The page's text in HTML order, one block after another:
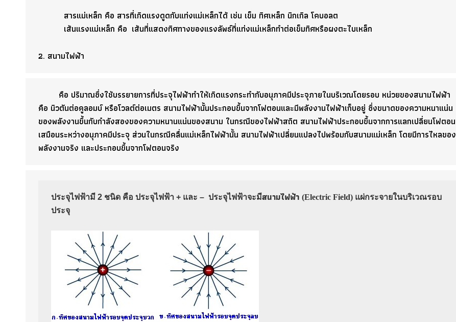
สารแม่เหล็ก คือ สารที่เกิดแรงดูดกับแท่งแม่เหล็กได้ เช่น เข็ม ทิศเหล็ก นิกเกิล โคบอลต
เส้นแรงแม่เหล็ก คือ เส้นที่แสดงทิศทางของแรงลัพธ์ที่แท่งแม่เหล็กทำต่อเข็มทิศหรือผงตะไบเหล็ก
2. สนามไฟฟ้า
คือ ปริมาณซึ่งใช้บรรยายการที่ประจุไฟฟ้าทำให้เกิดแรงกระทำกับอนุภาคมีประจุภายในบริเวณโดยรอบ หน่วยของสนามไฟฟ้า
คือ นิวตันต่อคูลอมบ์ หรือโวลต์ต่อเมตร สนามไฟฟ้านั้นประกอบขึ้นจากโฟตอนและมีพลังงานไฟฟ้าเก็บอยู่ ซึ่งขนาดของความหนาแน่น
ของพลังงานขึ้นกับกำลังสองของความหนานแน่นของสนาม ในกรณีของไฟฟ้าสถิต สนามไฟฟ้าประกอบขึ้นจากการแลกเปลี่ยนโฟตอน
เสมือนระหว่างอนุภาคมีประจุ ส่วนในกรณีคลื่นแม่เหล็กไฟฟ้านั้น สนามไฟฟ้าเปลี่ยนแปลงไปพร้อมกับสนามแม่เหล็ก โดยมีการไหลของ
พลังงานจริง และประกอบขึ้นจากโฟตอนจริง
ประจุไฟฟ้ามี 2 ชนิด คือ ประจุไฟฟ้า + และ – ประจุไฟฟ้าจะมีสนามไฟฟ้า (Electric Field) แผ่กระจายในบริเวณรอบ
ประจุ